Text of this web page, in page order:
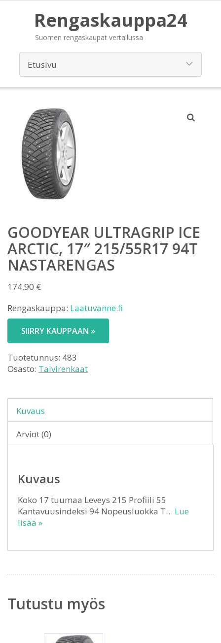
Rengaskauppa24
Suomen rengaskaupat vertailussa
GOODYEAR ULTRAGRIP ICE
ARCTIC, 17″ 215/55R17 94T
NASTARENGAS
174,90 €
Rengaskauppa: Laatuvanne.fi
SIIRRY KAUPPAAN »
Tuotetunnus: 483
Osasto: Talvirenkaat
Kuvaus
Arviot (0)
Kuvaus
Koko 17 tuumaa Leveys 215 Profiili 55
Kantavuusindeksi 94 Nopeusluokka T… Lue
lisää »
Tutustu myös